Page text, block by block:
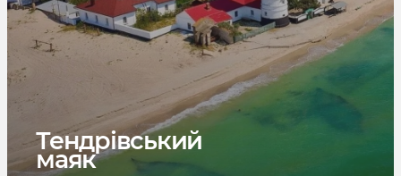
Тендрівський
маяк